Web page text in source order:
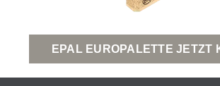
EPAL EUROPALETTE JETZT